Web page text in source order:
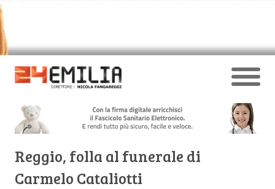
Reggio, folla al funerale di
Carmelo Cataliotti